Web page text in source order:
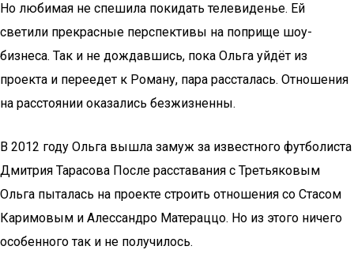
Но любимая не спешила покидать телевиденье. Ей
светили прекрасные перспективы на поприще шоу-
бизнеса. Так и не дождавшись, пока Ольга уйдёт из
проекта и переедет к Роману, пара рассталась. Отношения
на расстоянии оказались безжизненны.
В 2012 году Ольга вышла замуж за известного футболиста
Дмитрия Тарасова После расставания с Третьяковым
Ольга пыталась на проекте строить отношения со Стасом
Каримовым и Алессандро Матераццо. Но из этого ничего
особенного так и не получилось.